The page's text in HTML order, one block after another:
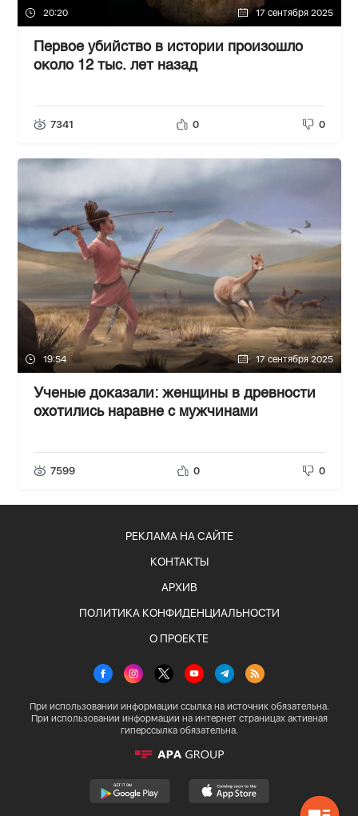
20:20 17 сентября 2025
Первое убийство в истории произошло
около 12 тыс. лет назад
7341 0 0
19:54 17 сентября 2025
Ученые доказали: женщины в древности
охотились наравне с мужчинами
7599 0 0
РЕКЛАМА НА САЙТЕ
КОНТАКТЫ
АРХИВ
ПОЛИТИКА КОНФИДЕНЦИАЛЬНОСТИ
О ПРОЕКТЕ
При использовании информации ссылка на источник обязательна.
При использовании информации на интернет страницах активная
гиперссылка обязательна.